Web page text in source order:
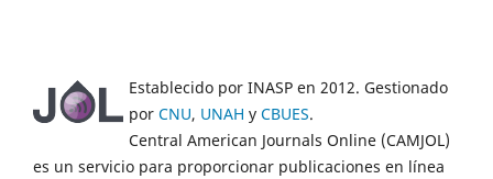
Establecido por INASP en 2012. Gestionado
por CNU, UNAH y CBUES.
Central American Journals Online (CAMJOL)
es un servicio para proporcionar publicaciones en línea